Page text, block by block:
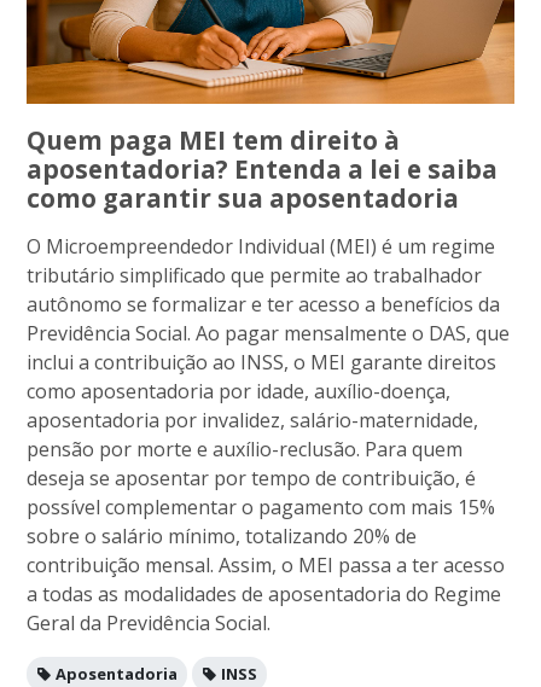
Quem paga MEI tem direito à
aposentadoria? Entenda a lei e saiba
como garantir sua aposentadoria
O Microempreendedor Individual (MEI) é um regime
tributário simplificado que permite ao trabalhador
autônomo se formalizar e ter acesso a benefícios da
Previdência Social. Ao pagar mensalmente o DAS, que
inclui a contribuição ao INSS, o MEI garante direitos
como aposentadoria por idade, auxílio-doença,
aposentadoria por invalidez, salário-maternidade,
pensão por morte e auxílio-reclusão. Para quem
deseja se aposentar por tempo de contribuição, é
possível complementar o pagamento com mais 15%
sobre o salário mínimo, totalizando 20% de
contribuição mensal. Assim, o MEI passa a ter acesso
a todas as modalidades de aposentadoria do Regime
Geral da Previdência Social.
Aposentadoria INSS